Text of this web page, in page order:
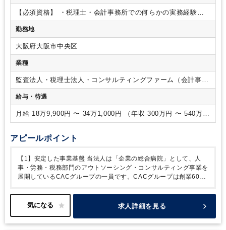
び仕訳精査 ◎月次・年次決算、税務申告書作成、各申告業務
◎顧客企業からの問い合わせ対応（税務相談・節税対策のご提
案）等 入社後は当社の業務に慣れることからスタート。顧客
先は全国にありますが、電話やメール・Web会議などでやりと
りするため顧客訪問はほとんどありません。 【ポイント】・
当法人は中小企業を中心に全国各地にクライアントがあり、多
種多様な業種、個人・法人などの事業形態も様々です。売上1
～2億円規模のクライアントが多いですが、中には売上20億円
ほどのお客様もいらっしゃいます。
一人ひとりを公平に評価する人事評価制度をご紹介します！
◆自己申告制度仕事に対しての頑張りや今後の展望など、自
ください。◆社内提案制度
績優秀者表彰制度全社員の「モチベーションアップ」と「努
力の結果への報奨」として成績優秀者を表彰。年に1回実施。
◆CAC未来会議CACの未来について部署・社歴関係なく話し
【必須資格】
・税理士・会計事務所での何らかの実務経験を
お持ちの方※担当をもって顧問先対応をされていた方を想定
しています。
勤務地
大阪府大阪市中央区
業種
監査法人・税理士法人・コンサルティングファーム（会計事務
所）
給与・待遇
月給 18万9,900円 〜 34万1,000円 （年収 300万円 〜 540万
円）
アピールポイント
【1】安定した事業基盤 当法人は「企業の総合病院」として、人
事・労務・税務部門のアウトソーシング・コンサルティング事業を
展開しているCACグループの一員です。CACグループは創業60年
ップクラスのノウハウを保有。当社はグループの一員として、会員
企業の成長を人事・労務・税務の側面から徹底サポートしていま
求人詳細を見る